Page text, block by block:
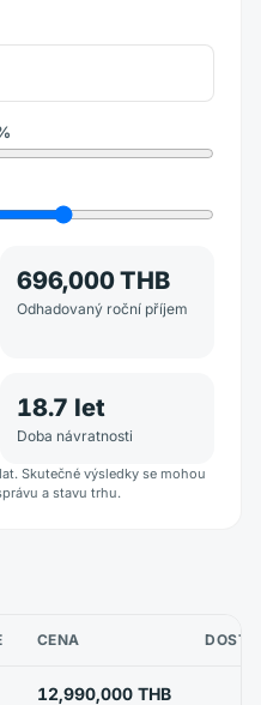
696,000 THB
Odhadovaný roční příjem
18.7 let
Doba návratnosti
Skutečné výsledky se mohou
a stavu trhu.
CENA
12,990,000 THB